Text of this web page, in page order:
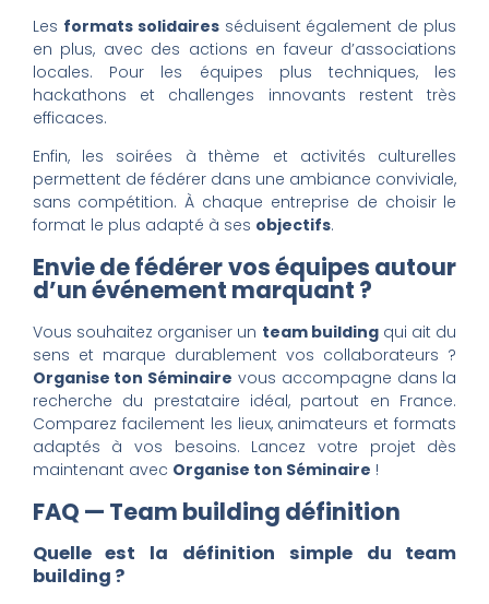
Les formats solidairesséduisent également de plus
en plus, avec des actions en faveur d’associations
locales. Pour les équipes plus techniques, les
hackathons et challenges innovants restent très
efficaces.
Enfin, les soirées à thème et activités culturelles
permettent de fédérer dans une ambiance conviviale,
sans compétition. À chaque entreprise de choisir le
format le plus adapté à ses objectifs.
Envie de fédérer vos équipes autour
d’un événement marquant ?
Vous souhaitez organiser un team buildingqui ait du
sens et marque durablement vos collaborateurs ?
Organise ton Séminaire vous accompagne dans la
recherche du prestataire idéal, partout en France.
Comparez facilement les lieux, animateurs et formats
adaptés à vos besoins. Lancez votre projet dès
maintenant avec Organise ton Séminaire !
FAQ — Team building définition
Quelle est la définition simple du team
building ?